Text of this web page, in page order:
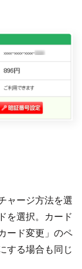
ャージ方法を選
を選択。カード
ード変更」のペ
する場合も同じ